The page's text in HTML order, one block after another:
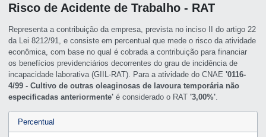
Risco de Acidente de Trabalho - RAT
Representa a contribuição da empresa, prevista no inciso II do artigo 22
da Lei 8212/91, e consiste em percentual que mede o risco da atividade
econômica, com base no qual é cobrada a contribuição para financiar
os benefícios previdenciários decorrentes do grau de incidência de
incapacidade laborativa (GIIL-RAT). Para a atividade do CNAE'0116-
4/99 - Cultivo de outras oleaginosas de lavoura temporária não
especificadas anteriormente' é considerado o RAT'3,00%'.
Percentual